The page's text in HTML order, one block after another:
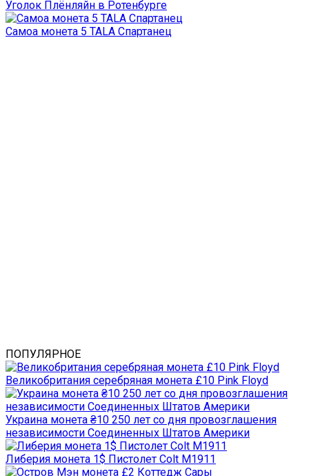
Уголок Плёнляйн в Ротенбурге
Самоа монета 5 TALA Спартанец
ПОПУЛЯРНОЕ
Великобритания серебряная монета £10 Pink Floyd
Украина монета ₴10 250 лет со дня провозглашения
независимости Соединенных Штатов Америки
Либерия монета 1$ Пистолет Colt M1911